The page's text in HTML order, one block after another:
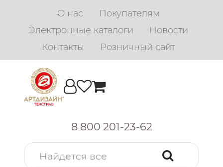
О нас
Покупателям
Электронные каталоги
Новости
Контакты
Розничный сайт
8 800 201-23-62